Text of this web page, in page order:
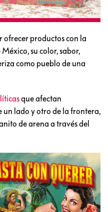
ofrecer productos con la
su color, sabor,
como pueblo de una
que afectan
un lado y otro de la frontera,
de arena a través del